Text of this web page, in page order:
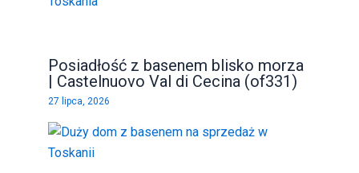
Posiadłość z basenem blisko morza
| Castelnuovo Val di Cecina (of331)
27 lipca, 2026